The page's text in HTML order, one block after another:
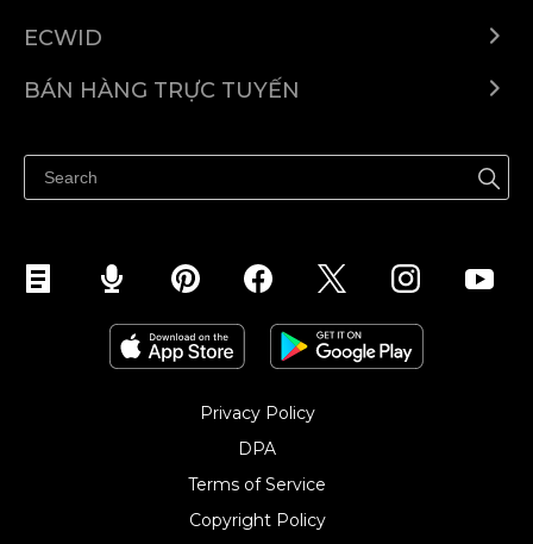
ECWID
Trung tâm trợ giúp
BÁN HÀNG TRỰC TUYẾN
Quảng bá ở bất cứ đâu
Kiểm soát mọi thứ
Privacy Policy
DPA
Terms of Service
Copyright Policy‎